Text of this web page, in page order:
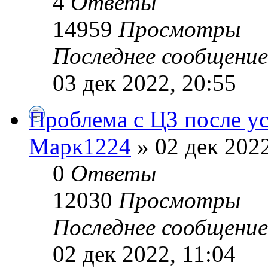
14959 Просмотры
Последнее
03 дек 2022, 20:55
Проблема с ЦЗ после
Марк1224 » 02 дек
0 Ответы
12030 Просмотры
Последнее
02 дек 2022, 11:04